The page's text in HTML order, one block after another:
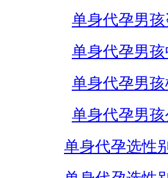
单身代孕男孩
单身代孕男
单身代孕男孩
单身代孕男孩
单身代孕选性